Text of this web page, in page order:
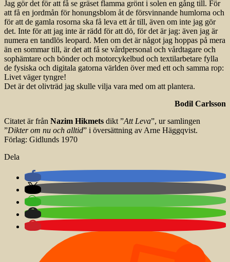
Jag gör det för att få se gräset flamma grönt i solen en gång till. För
att få en jordmån för honungsblom åt de försvinnande humlorna och
för att de gamla rosorna ska få leva ett år till, även om inte jag gör
det. Inte för att jag inte är rädd för att dö, för det är jag: även jag är
numera en tandlös leopard. Men om det är något jag hoppas på mera
än en sommar till, är det att få se vårdpersonal och vårdtagare och
sophämtare och bönder och motorcykelbud och textilarbetare fylla
de fysiska och digitala gatorna världen över med ett och samma rop:
Livet väger tyngre!
Det är det olivträd jag skulle vilja vara med om att plantera.
Bodil Carlsson
Citatet är från Nazim Hikmets dikt ”Att Leva”, ur samlingen
”Dikter om nu och alltid” i översättning av Arne Häggqvist.
Förlag: Gidlunds 1970
Dela